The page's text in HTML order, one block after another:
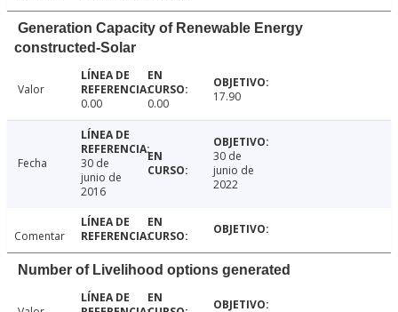
Generation Capacity of Renewable Energy
constructed-Solar
Valor
0.00
0.00 17.90
Fecha
30 de
junio de
2016
30 de
junio de
2022
Comentar
Number of Livelihood options generated